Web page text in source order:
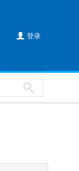
 登录